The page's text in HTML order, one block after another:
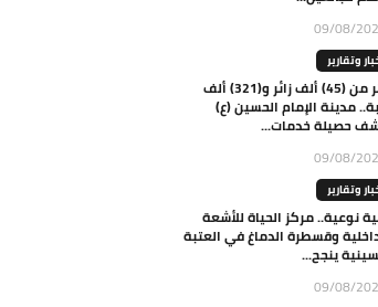
09/08/
وتقارير
أكثر من (45) ألف زائر و(321) ألف
مدينة الإمام الحسين (ع)
حصيلة خدمات...
09/08/
وتقارير
نوعية.. مركز الحياة للأشعة
وقسطرة الدماغ في العتبة
ينجح...
09/08/